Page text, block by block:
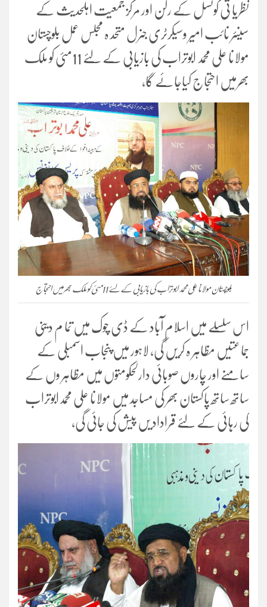
نظریا تی کونسل کے رکن اور مرکز جمعیت اہلحدیث کے
سینئر نائب امیر وسیکرٹری جنرل متحد ہ مجلس عمل بلوچستان
مولانا علی محمد ابوتراب کی بازیابی کے لئے 11مئی کو ملک
بھرمیں احتجاج کیاجائے گا،
بلوچستان مولانا علی محمد ابوتراب کی بازیابی کے لئے 11مئی کو ملک بھرمیں احتجاج
اس سلسلے میں اسلام آباد کے ڈی چوک میں تما م دینی
جماعتیں مظاہر ہ کریں گی، لاہور میں پنجاب اسمبلی کے
سامنے اور چاروں صوبائی دارلحکومتوں میں مظاہر وں کے
ساتھ ساتھ پاکستان بھر کی مساجد میں مولانا علی محمدابوتراب
کی رہائی کے لئے قراداد یں پیش کی جائی گی،